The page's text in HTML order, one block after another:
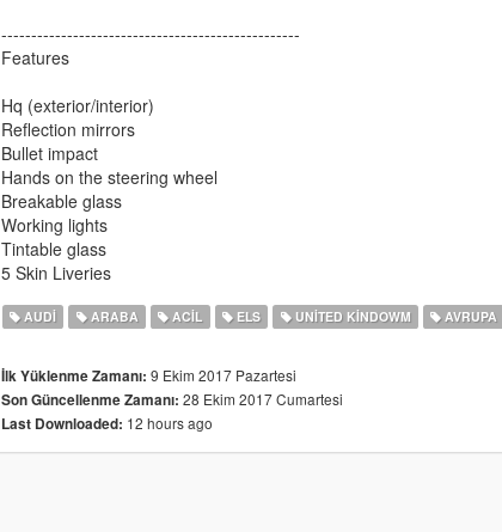
--------------------------------------------------
Features
Hq (exterior/interior)
Reflection mirrors
Bullet impact
Hands on the steering wheel
Breakable glass
Working lights
Tintable glass
5 Skin Liveries
AUDI ARABA ACIL ELS UNITED KINDOWM AVRUPA
İlk Yüklenme Zamanı: 9 Ekim 2017 Pazartesi
Son Güncellenme Zamanı: 28 Ekim 2017 Cumartesi
Last Downloaded: 12 hours ago